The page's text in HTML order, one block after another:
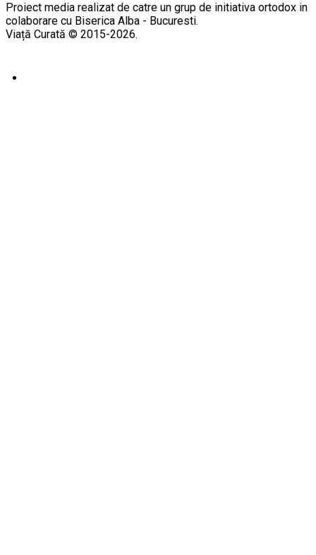
Proiect media realizat de catre un grup de initiativa ortodox in
colaborare cu Biserica Alba - Bucuresti.
Viață Curată © 2015-2026.